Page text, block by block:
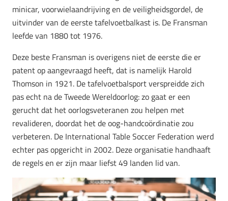
minicar, voorwielaandrijving en de veiligheidsgordel, de
uitvinder van de eerste tafelvoetbalkast is. De Fransman
leefde van 1880 tot 1976.
Deze beste Fransman is overigens niet de eerste die er
patent op aangevraagd heeft, dat is namelijk Harold
Thomson in 1921. De tafelvoetbalsport verspreidde zich
pas echt na de Tweede Wereldoorlog: zo gaat er een
gerucht dat het oorlogsveteranen zou helpen met
revalideren, doordat het de oog-handcoördinatie zou
verbeteren. De International Table Soccer Federation werd
echter pas opgericht in 2002. Deze organisatie handhaaft
de regels en er zijn maar liefst 49 landen lid van.